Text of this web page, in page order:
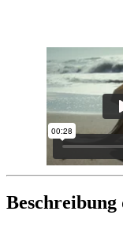
Beschreibung